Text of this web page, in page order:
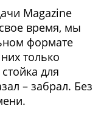
Magazine
время, мы
формате
только
для
– забрал. Без